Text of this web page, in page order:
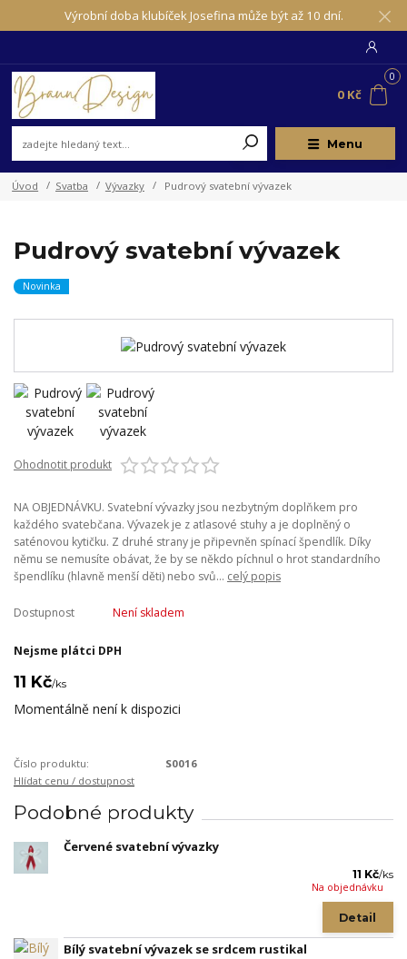
Výrobní doba klubíček Josefina může být až 10 dní.
Menu
0
0 Kč
Úvod Svatba Vývazky Pudrový svatební vývazek
Pudrový svatební vývazek
Novinka
Ohodnotit produkt
NA OBJEDNÁVKU. Svatební vývazky jsou nezbytným doplňkem pro
každého svatebčana. Vývazek je z atlasové stuhy a je doplněný o
saténovou kytičku. Z druhé strany je připevněn spínací špendlík. Díky
němu se nemusíte obávat, že by se někdo píchnul o hrot standardního
špendlíku (hlavně menší děti) nebo svů... celý popis
Dostupnost Není skladem
Nejsme plátci DPH
11 Kč/ks
Momentálně není k dispozici
Číslo produktu:
S0016
Hlídat cenu / dostupnost
Podobné produkty
Červené svatební vývazky
11 Kč/ks
Na objednávku
Detail
Bílý svatební vývazek se srdcem rustikal